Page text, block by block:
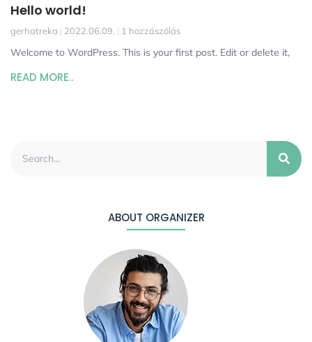
Hello world!
gerhatreka 2022.06.09. 1 hozzászólás
Welcome to WordPress. This is your first post. Edit or delete it,
READ MORE..
ABOUT ORGANIZER